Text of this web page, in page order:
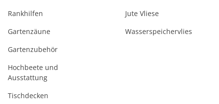
Rankhilfen
Gartenzäune
Gartenzubehör
Hochbeete und
Ausstattung
Tischdecken
Jute Vliese
Wasserspeichervlies